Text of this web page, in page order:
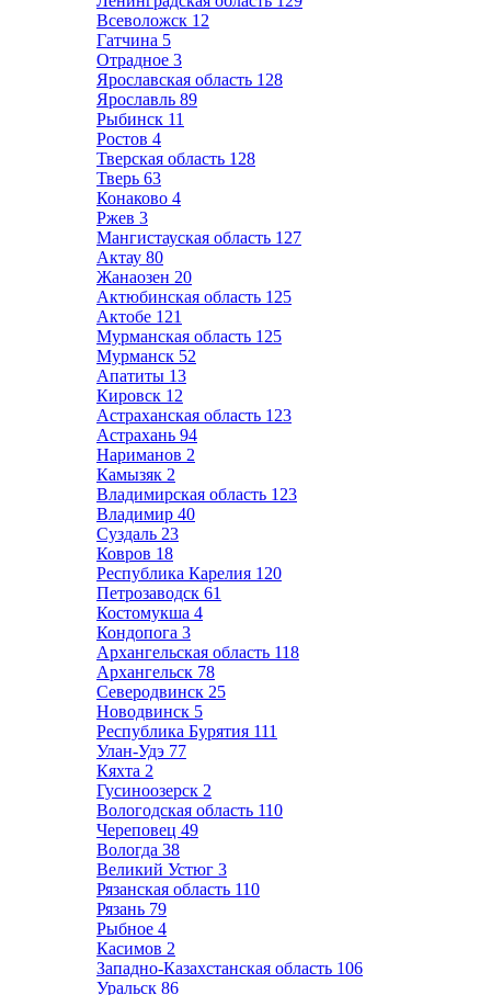
Всеволожск 12
Гатчина 5
Отрадное 3
Ярославская область 128
Ярославль 89
Рыбинск 11
Ростов 4
Тверская область 128
Тверь 63
Конаково 4
Ржев 3
Мангистауская область 127
Актау 80
Жанаозен 20
Актюбинская область 125
Актобе 121
Мурманская область 125
Мурманск 52
Апатиты 13
Кировск 12
Астраханская область 123
Астрахань 94
Нариманов 2
Камызяк 2
Владимирская область 123
Владимир 40
Суздаль 23
Ковров 18
Республика Карелия 120
Петрозаводск 61
Костомукша 4
Кондопога 3
Архангельская область 118
Архангельск 78
Северодвинск 25
Новодвинск 5
Республика Бурятия 111
Улан-Удэ 77
Кяхта 2
Гусиноозерск 2
Вологодская область 110
Череповец 49
Вологда 38
Великий Устюг 3
Рязанская область 110
Рязань 79
Рыбное 4
Касимов 2
Западно-Казахстанская область 106
Уральск 86